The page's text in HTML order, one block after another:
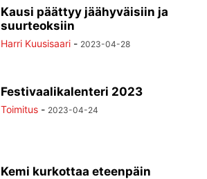
Kausi päättyy jäähyväisiin ja
suurteoksiin
Harri Kuusisaari - 2023-04-28
Festivaalikalenteri 2023
Toimitus - 2023-04-24
Kemi kurkottaa eteenpäin